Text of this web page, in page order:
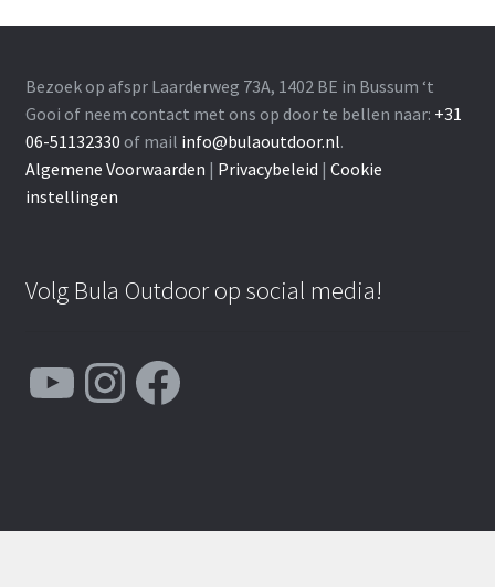
Bezoek op afspr Laarderweg 73A, 1402 BE in Bussum ‘t
Gooi of neem contact met ons op door te bellen naar: +31
06-51132330 of mail info@bulaoutdoor.nl.
Algemene Voorwaarden | Privacybeleid | Cookie
instellingen
Volg Bula Outdoor op social media!
YouTube Instagram Facebook